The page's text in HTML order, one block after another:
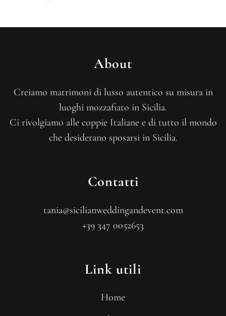
About
Creiamo matrimoni di lusso autentico su misura in
luoghi mozzafiato in Sicilia.
Ci rivolgiamo alle coppie Italiane e di tutto il mondo
che desiderano sposarsi in Sicilia.
Contatti
tania@sicilianweddingandevent.com
+39 347 0052653
Link utili
Home